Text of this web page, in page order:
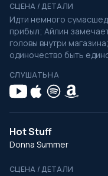
СЦЕНА / ДЕТАЛИ
Идти немного
прибыл; Айлин
головы внутри
одиночество быть
СЛУШАТЬ НА
Hot Stuff
Donna Summer
СЦЕНА / ДЕТАЛИ